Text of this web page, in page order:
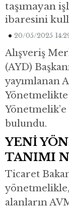
taşımayan
ibaresini
20/05/2025
Alışveriş
(AYD)
yayımlanan
Yönetmelikte
bulundu.
YENİ
TANIMI
Ticaret
alanların